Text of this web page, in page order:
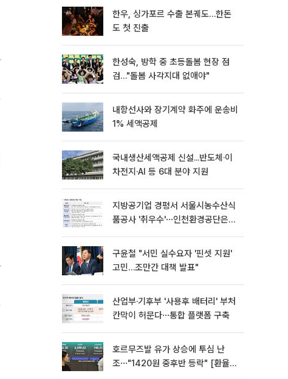
한우, 싱가포르 수출 본궤도…한돈
도 첫 진출
한성숙, 방학 중 초등돌봄 현장 점
검…"돌봄 사각지대 없애야"
내항선사와 장기계약 화주에 운송비
1% 세액공제
국내생산세액공제 신설...반도체·이
차전지·AI 등 6대 분야 지원
지방공기업 경평서 서울시농수산식
품공사 '취우수'⋯인천환경공단은
구윤철 "서민 실수요자 '핀셋 지원'
고민…조만간 대책 발표"
산업부·기후부 '사용후 배터리' 부처
칸막이 허문다⋯통합 플랫폼 구축
호르무즈발 유가 상승에 투심 난
조⋯"1420원 중후반 등락" [환율전